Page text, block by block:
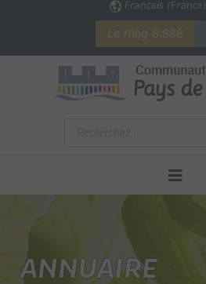
Français (France)
Le mag 8.888
ANNUAIRE